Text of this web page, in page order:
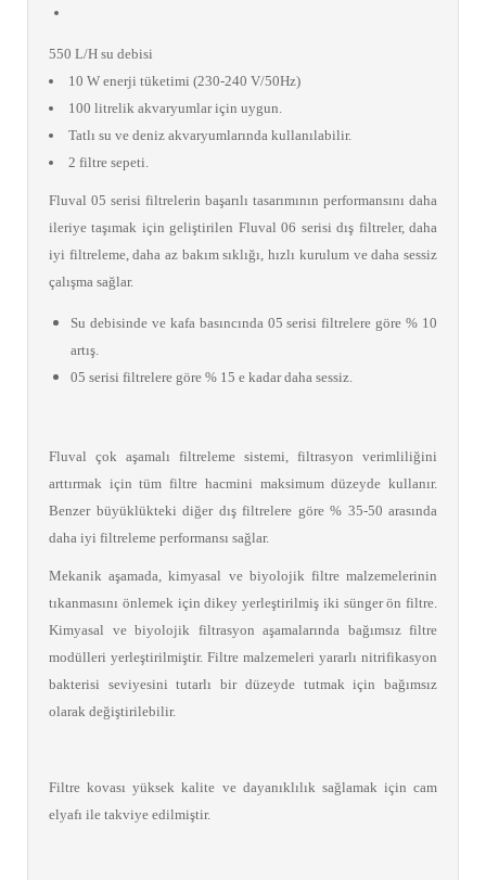
550 L/H su debisi
10 W enerji tüketimi (230-240 V/50Hz)
100 litrelik akvaryumlar için uygun.
Tatlı su ve deniz akvaryumlarında kullanılabilir.
2 filtre sepeti.
Fluval 05 serisi filtrelerin başarılı tasarımının performansını daha
ileriye taşımak için geliştirilen Fluval 06 serisi dış filtreler, daha
iyi filtreleme, daha az bakım sıklığı, hızlı kurulum ve daha sessiz
çalışma sağlar.
Su debisinde ve kafa basıncında 05 serisi filtrelere göre % 10
artış.
05 serisi filtrelere göre % 15 e kadar daha sessiz.
Fluval çok aşamalı filtreleme sistemi, filtrasyon verimliliğini
arttırmak için tüm filtre hacmini maksimum düzeyde kullanır.
Benzer büyüklükteki diğer dış filtrelere göre % 35-50 arasında
daha iyi filtreleme performansı sağlar.
Mekanik aşamada, kimyasal ve biyolojik filtre malzemelerinin
tıkanmasını önlemek için dikey yerleştirilmiş iki sünger ön filtre.
Kimyasal ve biyolojik filtrasyon aşamalarında bağımsız filtre
modülleri yerleştirilmiştir. Filtre malzemeleri yararlı nitrifikasyon
bakterisi seviyesini tutarlı bir düzeyde tutmak için bağımsız
olarak değiştirilebilir.
Filtre kovası yüksek kalite ve dayanıklılık sağlamak için cam
elyafı ile takviye edilmiştir.